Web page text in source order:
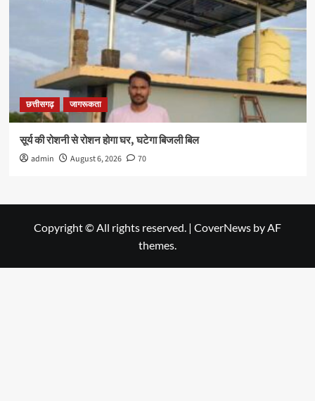
छत्तीसगढ़ जागरूकता
सूर्य की रोशनी से रोशन होगा घर, घटेगा बिजली बिल
admin August 6, 2026 70
Copyright © All rights reserved. | CoverNews by AF
themes.